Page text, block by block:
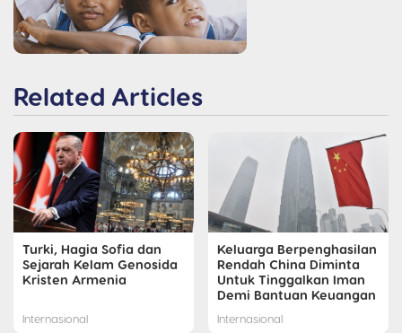
Related Articles
Turki, Hagia Sofia dan
Sejarah Kelam Genosida
Kristen Armenia
Internasional
Keluarga Berpenghasilan
Rendah China Diminta
Untuk Tinggalkan Iman
Demi Bantuan Keuangan
Internasional